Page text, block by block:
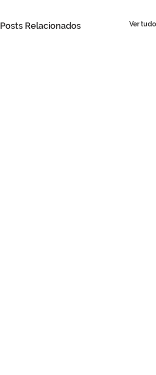
Posts Relacionados Ver tudo